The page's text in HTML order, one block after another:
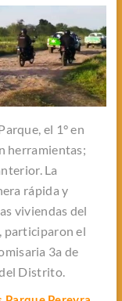
el 1° en
herramientas;
La
rápida y
viviendas del
participaron el
3a de
Distrito.